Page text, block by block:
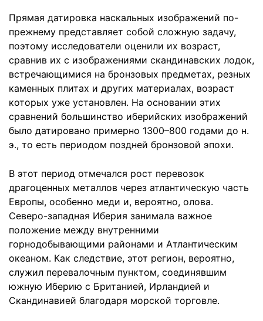
Прямая датировка наскальных изображений по-
прежнему представляет собой сложную задачу,
поэтому исследователи оценили их возраст,
сравнив их с изображениями скандинавских лодок,
встречающимися на бронзовых предметах, резных
каменных плитах и других материалах, возраст
которых уже установлен. На основании этих
сравнений большинство иберийских изображений
было датировано примерно 1300–800 годами до н.
э., то есть периодом поздней бронзовой эпохи.
В этот период отмечался рост перевозок
драгоценных металлов через атлантическую часть
Европы, особенно меди и, вероятно, олова.
Северо-западная Иберия занимала важное
положение между внутренними
горнодобывающими районами и Атлантическим
океаном. Как следствие, этот регион, вероятно,
служил перевалочным пунктом, соединявшим
южную Иберию с Британией, Ирландией и
Скандинавией благодаря морской торговле.